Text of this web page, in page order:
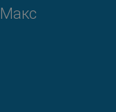
Макс